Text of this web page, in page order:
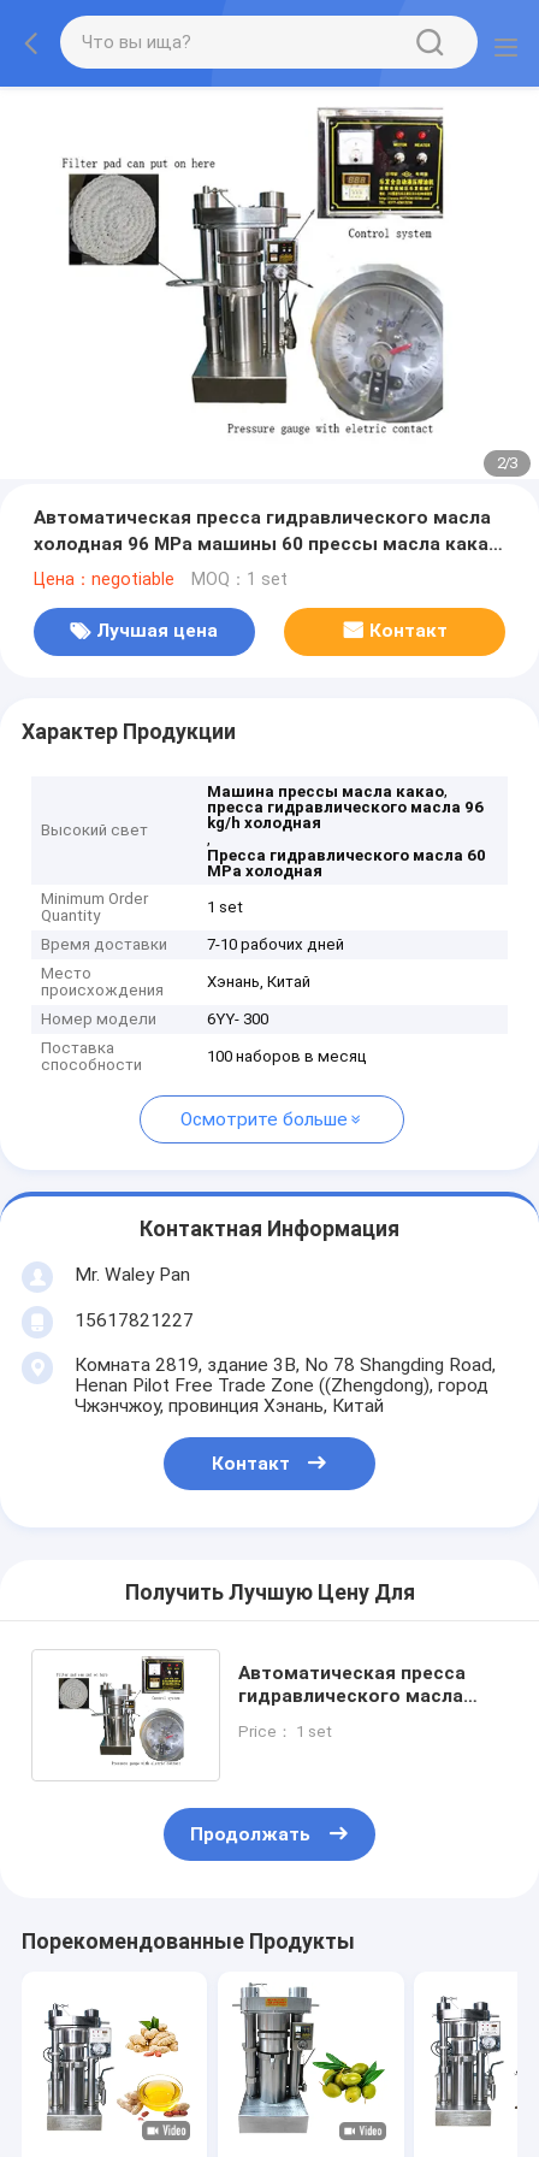
2/3
Автоматическая пресса гидравлического масла
холодная 96 MPa машины 60 прессы масла какао
Kg/H
Цена：negotiable MOQ：1 set
Лучшая цена Контакт
Характер Продукции
Высокий свет
Машина прессы масла какао,
пресса гидравлического масла 96
kg/h холодная
,
Пресса гидравлического масла 60
MPa холодная
Minimum Order
Quantity
1 set
Время доставки
7-10 рабочих дней
Место
происхождения
Хэнань, Китай
Номер модели
6YY- 300
Поставка
способности
100 наборов в месяц
Осмотрите больше
Контактная Информация
Mr. Waley Pan
15617821227
Комната 2819, здание 3B, No 78 Shangding Road,
Henan Pilot Free Trade Zone ((Zhengdong), город
Чжэнчжоу, провинция Хэнань, Китай
Контакт
Получить Лучшую Цену Для
Автоматическая пресса
гидравлического масла
60 прессы масла какао Kg/H
Price： 1 set
Продолжать
Порекомендованные Продукты